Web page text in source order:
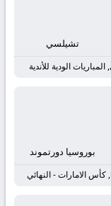
تشيلسي
الودية للأندية
بوروسيا دورتموند
كأس الامارات - النهائي